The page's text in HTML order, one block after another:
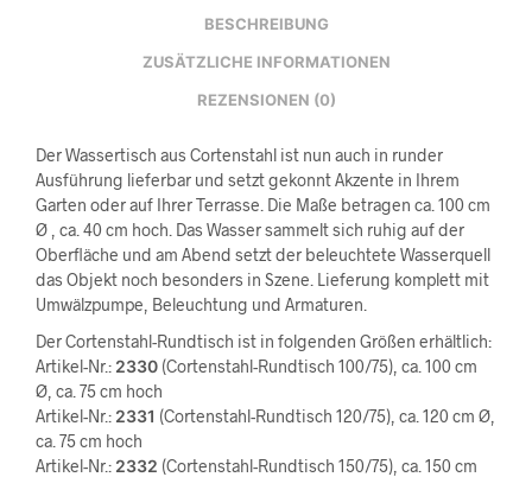
BESCHREIBUNG
ZUSÄTZLICHE INFORMATIONEN
REZENSIONEN (0)
Der Wassertisch aus Cortenstahl ist nun auch in runder
Ausführung lieferbar und setzt gekonnt Akzente in Ihrem
Garten oder auf Ihrer Terrasse. Die Maße betragen ca. 100 cm
Ø , ca. 40 cm hoch. Das Wasser sammelt sich ruhig auf der
Oberfläche und am Abend setzt der beleuchtete Wasserquell
das Objekt noch besonders in Szene. Lieferung komplett mit
Umwälzpumpe, Beleuchtung und Armaturen.
Der Cortenstahl-Rundtisch ist in folgenden Größen erhältlich:
Artikel-Nr.: 2330 (Cortenstahl-Rundtisch 100/75), ca. 100 cm
Ø, ca. 75 cm hoch
Artikel-Nr.: 2331 (Cortenstahl-Rundtisch 120/75), ca. 120 cm Ø,
ca. 75 cm hoch
Artikel-Nr.: 2332 (Cortenstahl-Rundtisch 150/75), ca. 150 cm